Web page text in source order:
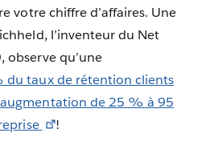
votre chiffre d’affaires. Une
l’inventeur du Net
observe qu’une
du taux de rétention clients
de 25 % à 95
!